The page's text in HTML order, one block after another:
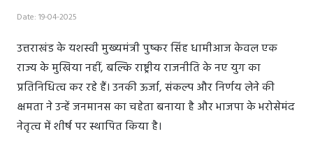
Date: 19-04-2025
उत्तराखंड के यशस्वी मुख्यमंत्री पुष्कर सिंह धामीआज केवल एक
राज्य के मुखिया नहीं, बल्कि राष्ट्रीय राजनीति के नए युग का
प्रतिनिधित्व कर रहे हैं। उनकी ऊर्जा, संकल्प और निर्णय लेने की
क्षमता ने उन्हें जनमानस का चहेता बनाया है और भाजपा के भरोसेमंद
नेतृत्व में शीर्ष पर स्थापित किया है।